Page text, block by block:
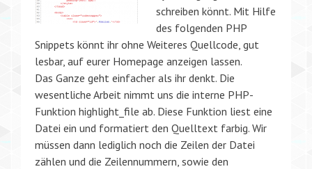
schreiben könnt. Mit Hilfe
des folgenden PHP
Snippets könnt ihr ohne Weiteres Quellcode, gut
lesbar, auf eurer Homepage anzeigen lassen.
Das Ganze geht einfacher als ihr denkt. Die
wesentliche Arbeit nimmt uns die interne PHP-
Funktion highlight_file ab. Diese Funktion liest eine
Datei ein und formatiert den Quelltext farbig. Wir
müssen dann lediglich noch die Zeilen der Datei
zählen und die Zeilennummern, sowie den